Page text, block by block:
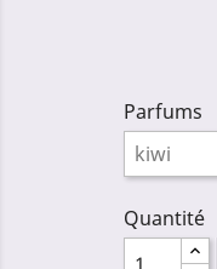
Parfums
Quantité